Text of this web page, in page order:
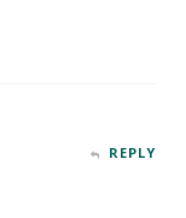
REPLY